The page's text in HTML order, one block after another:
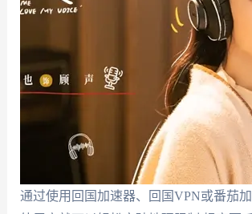
通过使用回国加速器、回国VPN或番茄